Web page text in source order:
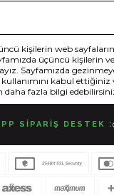
kişilerin web
üçüncü kişilerin
Sayfamızda
kabul ettiğiniz
daha fazla bilgi
SİPARİŞ DESTEK :